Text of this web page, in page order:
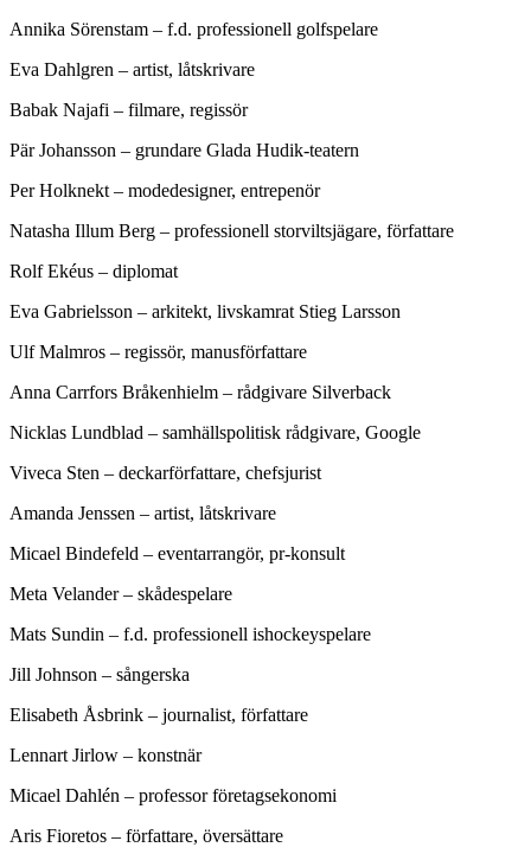
Annika Sörenstam – f.d. professionell golfspelare
Eva Dahlgren – artist, låtskrivare
Babak Najafi – filmare, regissör
Pär Johansson – grundare Glada Hudik-teatern
Per Holknekt – modedesigner, entrepenör
Natasha Illum Berg – professionell storviltsjägare, författare
Rolf Ekéus – diplomat
Eva Gabrielsson – arkitekt, livskamrat Stieg Larsson
Ulf Malmros – regissör, manusförfattare
Anna Carrfors Bråkenhielm – rådgivare Silverback
Nicklas Lundblad – samhällspolitisk rådgivare, Google
Viveca Sten – deckarförfattare, chefsjurist
Amanda Jenssen – artist, låtskrivare
Micael Bindefeld – eventarrangör, pr-konsult
Meta Velander – skådespelare
Mats Sundin – f.d. professionell ishockeyspelare
Jill Johnson – sångerska
Elisabeth Åsbrink – journalist, författare
Lennart Jirlow – konstnär
Micael Dahlén – professor företagsekonomi
Aris Fioretos – författare, översättare